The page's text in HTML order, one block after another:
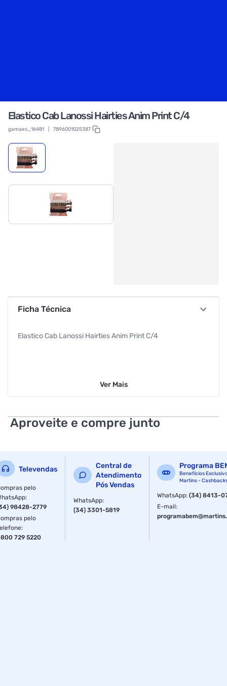
Elastico Cab Lanossi Hairties Anim Print C/4
gamaes_16481 7896001025387
Ficha Técnica
Elastico Cab Lanossi Hairties Anim Print C/4
Ver Mais
Aproveite e compre junto
Televendas
pelo
:
98428-2779
pelo
:
729 5220
Central de
Atendimento
Pós Vendas
WhatsApp:
(34) 3301-5819
Programa
Benefícios
Martins -
WhatsApp:(34) 8413-
E-mail: